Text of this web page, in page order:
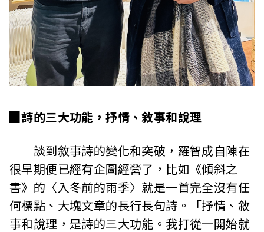
▉詩的三大功能，抒情、敘事和說理
談到敘事詩的變化和突破，羅智成自陳在
很早期便已經有企圖經營了，比如《傾斜之
書》的〈入冬前的雨季〉就是一首完全沒有任
何標點、大塊文章的長行長句詩。「抒情、敘
事和說理，是詩的三大功能。我打從一開始就